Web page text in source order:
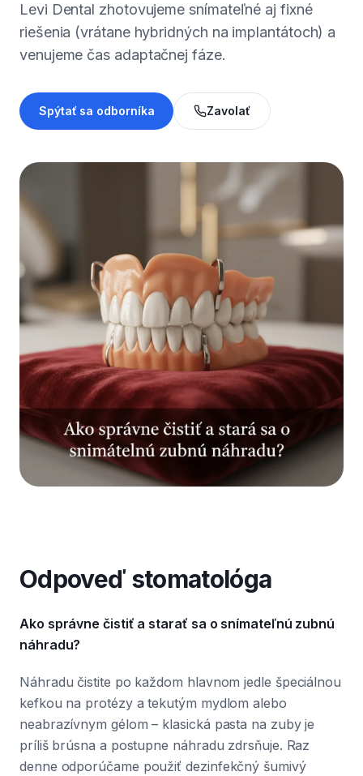
Levi Dental zhotovujeme snímateľné aj fixné
riešenia (vrátane hybridných na implantátoch) a
venujeme čas adaptačnej fáze.
Spýtať sa odborníka Zavolať
Odpoveď stomatológa
Ako správne čistiť a starať sa o snímateľnú zubnú
náhradu?
Náhradu čistite po každom hlavnom jedle špeciálnou
kefkou na protézy a tekutým mydlom alebo
neabrazívnym gélom – klasická pasta na zuby je
príliš brúsna a postupne náhradu zdrsňuje. Raz
denne odporúčame použiť dezinfekčný šumivý